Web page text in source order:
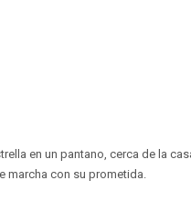
en un pantano, cerca de la
marcha con su prometida.